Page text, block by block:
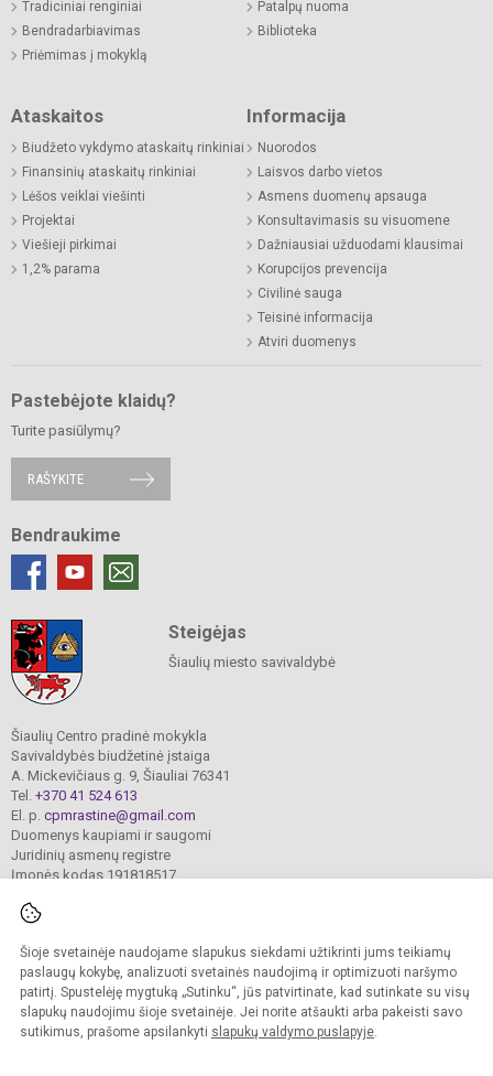
Šioje svetainėje naudojame slapukus siekdami užtikrinti jums teikiamų
paslaugų kokybę, analizuoti svetainės naudojimą ir optimizuoti naršymo
patirtį. Spustelėję mygtuką „Sutinku“, jūs patvirtinate, kad sutinkate su visų
slapukų naudojimu šioje svetainėje. Jei norite atšaukti arba pakeisti savo
sutikimus, prašome apsilankyti slapukų valdymo puslapyje.
Tradiciniai renginiai
Bendradarbiavimas
Priėmimas į mokyklą
Patalpų nuoma
Biblioteka
Ataskaitos
Biudžeto vykdymo ataskaitų rinkiniai
Finansinių ataskaitų rinkiniai
Lėšos veiklai viešinti
Projektai
Viešieji pirkimai
1,2% parama
Informacija
Nuorodos
Laisvos darbo vietos
Asmens duomenų apsauga
Konsultavimasis su visuomene
Dažniausiai užduodami klausimai
Korupcijos prevencija
Civilinė sauga
Teisinė informacija
Atviri duomenys
Pastebėjote klaidų?
Turite pasiūlymų?
RAŠYKITE
Bendraukime
Steigėjas
Šiaulių miesto savivaldybė
Šiaulių Centro pradinė mokykla
Savivaldybės biudžetinė įstaiga
A. Mickevičiaus g. 9, Šiauliai 76341
Tel. +370 41 524 613
El. p. cpmrastine@gmail.com
Duomenys kaupiami ir saugomi
Juridinių asmenų registre
Įmonės kodas 191818517
© 2024. Šiaulių Centro pradinė mokykla. Visos teisės saugomos.
Kopijuoti turinį be raštiško įstaigos administracijos sutikimo griežtai draudžiama.
Prieinamumo paraiška Slapukų valdymas
Sumanus būdas atnaujinti